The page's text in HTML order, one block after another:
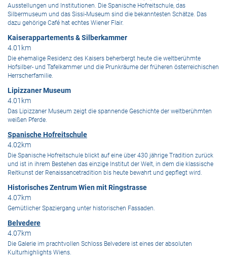
Ausstellungen und Institutionen. Die Spanische Hofreitschule, das
Silbermuseum und das Sissi-Museum sind die bekanntesten Schätze. Das
dazu gehörige Café hat echtes Wiener Flair.
Kaiserappartements & Silberkammer
4.01km
Die ehemalige Residenz des Kaisers beherbergt heute die weltberühmte
Hofsilber- und Tafelkammer und die Prunkräume der früheren österreichischen
Herrscherfamilie.
Lipizzaner Museum
4.01km
Das Lipizzaner Museum zeigt die spannende Geschichte der weltberühmten
weißen Pferde.
Spanische Hofreitschule
4.02km
Die Spanische Hofreitschule blickt auf eine über 430 jährige Tradition zurück
und ist in ihrem Bestehen das einzige Institut der Welt, in dem die klassische
Reitkunst der Renaissancetradition bis heute bewahrt und gepflegt wird.
Historisches Zentrum Wien mit Ringstrasse
4.07km
Gemütlicher Spaziergang unter historischen Fassaden.
Belvedere
4.07km
Die Galerie im prachtvollen Schloss Belvedere ist eines der absoluten
Kulturhighlights Wiens.